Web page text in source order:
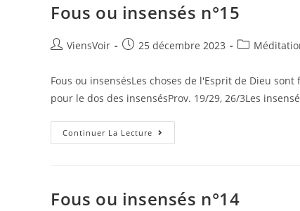
Fous ou insensés n°15
ViensVoir 25 décembre 2023
Fous ou insensésLes choses de l'Esprit de Dieu
pour le dos des insensésProv. 19/29, 26/3Les
Continuer La Lecture
Fous ou insensés n°14